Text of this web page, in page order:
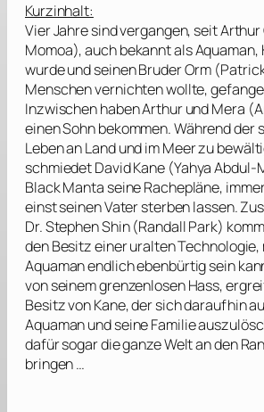
Kurzinhalt:
Vier Jahre sind vergangen, seit
Momoa), auch bekannt als Aquaman,
wurde und seinen Bruder Orm (
Menschen vernichten wollte,
Inzwischen haben Arthur und Mera (
einen Sohn bekommen. Während der
Leben an Land und im Meer zu
schmiedet David Kane (Yahya Abdul-
Black Manta seine Rachepläne,
einst seinen Vater sterben lassen.
Dr. Stephen Shin (Randall Park)
den Besitz einer uralten
Aquaman endlich ebenbürtig sein
von seinem grenzenlosen Hass,
Besitz von Kane, der sich daraufhin
Aquaman und seine Familie
dafür sogar die ganze Welt an den
bringen …